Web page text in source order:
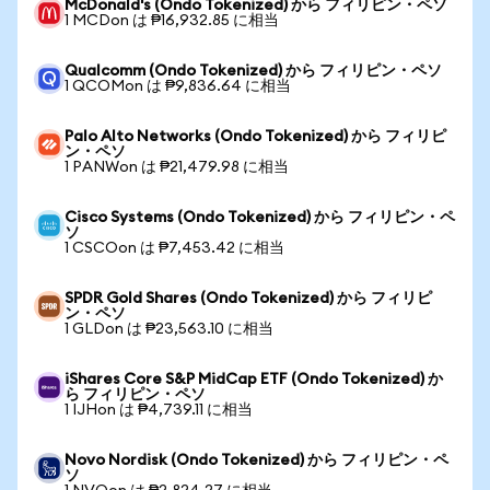
McDonald's (Ondo Tokenized) から フィリピン・ペソ
1 MCDon は ₱16,932.85 に相当
Qualcomm (Ondo Tokenized) から フィリピン・ペソ
1 QCOMon は ₱9,836.64 に相当
Palo Alto Networks (Ondo Tokenized) から フィリピ
ン・ペソ
1 PANWon は ₱21,479.98 に相当
Cisco Systems (Ondo Tokenized) から フィリピン・ペ
ソ
1 CSCOon は ₱7,453.42 に相当
SPDR Gold Shares (Ondo Tokenized) から フィリピ
ン・ペソ
1 GLDon は ₱23,563.10 に相当
iShares Core S&P MidCap ETF (Ondo Tokenized) か
ら フィリピン・ペソ
1 IJHon は ₱4,739.11 に相当
Novo Nordisk (Ondo Tokenized) から フィリピン・ペ
ソ